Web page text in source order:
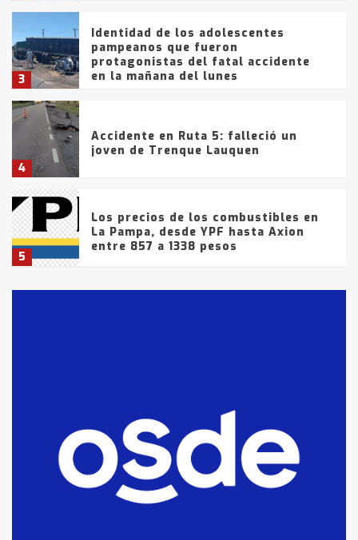
3
Identidad de los adolescentes
pampeanos que fueron
protagonistas del fatal accidente
en la mañana del lunes
4
Accidente en Ruta 5: falleció un
joven de Trenque Lauquen
5
Los precios de los combustibles en
La Pampa, desde YPF hasta Axion
entre 857 a 1338 pesos
fueron detenidos por
comercialización de drogas en la
tarde del sábado
T.Lauquen: se vendió el edificio de
lo que fue la planta Industrial del